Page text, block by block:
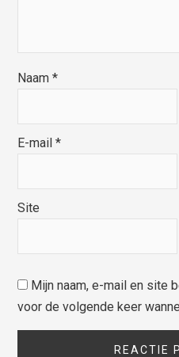
Naam*
E-mail*
Site
Mijn naam, e-mail en site
voor de volgende keer